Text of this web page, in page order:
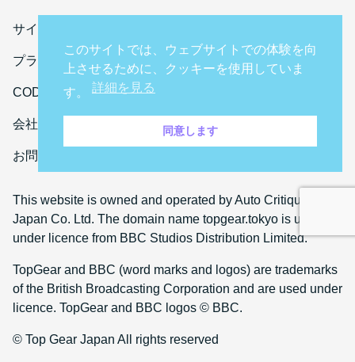
サイト利用規約
プライバシーポリシー
CODE OF CONDUCT
会社概要
お問い合わせ
This website is owned and operated by Auto Critique
Japan Co. Ltd. The domain name topgear.tokyo is used
under licence from BBC Studios Distribution Limited.
TopGear and BBC (word marks and logos) are trademarks
of the British Broadcasting Corporation and are used under
licence. TopGear and BBC logos © BBC.
© Top Gear Japan All rights reserved
このサイトでは、ウェブサイトでの体験を向
上させるために、クッキーを使用していま
す。 詳細を見る
同意します